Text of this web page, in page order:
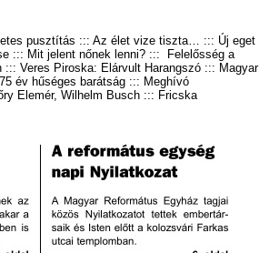
pusztítás ::: Az élet vize tiszta… ::: Új eget
::: Mit jelent nőnek lenni? ::: Felelősség a
Veres Piroska: Elárvult Harangszó ::: Magyar
év hűséges barátság ::: Meghívó
Elemér, Wilhelm Busch ::: Fricska